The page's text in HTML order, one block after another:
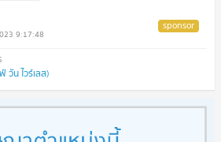
9:17:48
วัน ไวร์เลส)